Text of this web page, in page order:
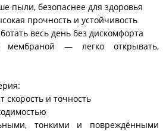
пыли, безопаснее для здоровья
прочность и устойчивость
весь день без дискомфорта
мембраной — легко открывать,
скорость и точность
тонкими и повреждёнными